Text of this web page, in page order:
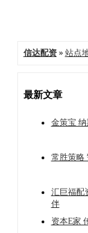
信达配资» 站点
最新文章
金策宝
常胜策略
汇巨福配
伴
资本E家